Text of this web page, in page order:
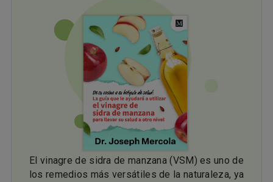
El vinagre de sidra de manzana (VSM) es uno de
los remedios más versátiles de la naturaleza, ya